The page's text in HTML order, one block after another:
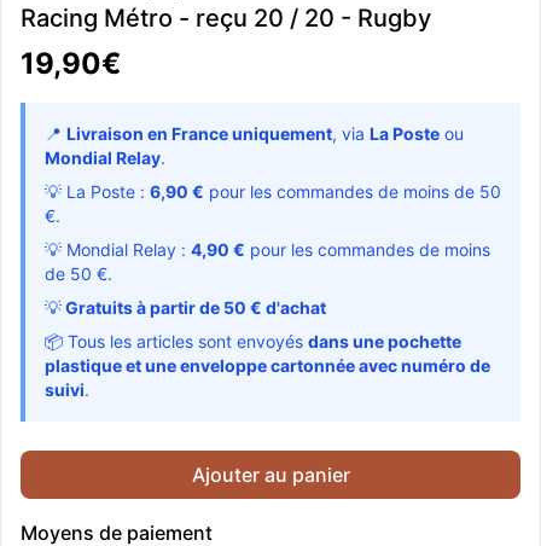
Racing Métro - reçu 20 / 20 - Rugby
19,90€
📍 Livraison en France uniquement, via La Poste ou
Mondial Relay.
💡 La Poste : 6,90 € pour les commandes de moins de 50
€.
💡 Mondial Relay : 4,90 € pour les commandes de moins
de 50 €.
💡Gratuits à partir de 50 € d'achat
📦 Tous les articles sont envoyés dans une pochette
plastique et une enveloppe cartonnée avec numéro de
suivi.
Ajouter au panier
Moyens de paiement